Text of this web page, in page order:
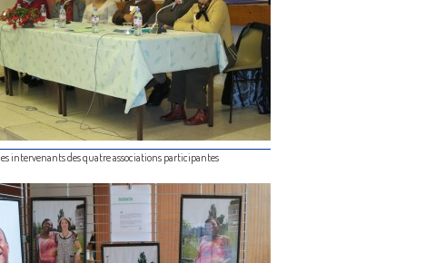
les intervenants des quatre associations participantes